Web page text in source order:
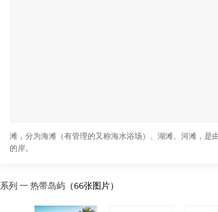
滩，分为海滩（有管理的又称海水浴场）、湖滩、河滩，
的岸。
系列 一 热带岛屿 （66张图片）